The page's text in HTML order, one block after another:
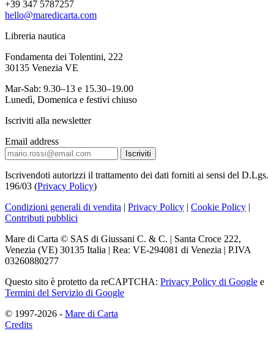
+39 347 5787257
hello@maredicarta.com
Libreria nautica
Fondamenta dei Tolentini, 222
30135 Venezia VE
Mar-Sab: 9.30–13 e 15.30–19.00
Lunedì, Domenica e festivi chiuso
Iscriviti alla newsletter
Email address
Iscrivendoti autorizzi il trattamento dei dati forniti ai sensi del D.Lgs.
196/03 (Privacy Policy)
Condizioni generali di vendita | Privacy Policy | Cookie Policy |
Contributi pubblici
Mare di Carta © SAS di Giussani C. & C. | Santa Croce 222,
Venezia (VE) 30135 Italia | Rea: VE-294081 di Venezia | P.IVA
03260880277
Questo sito è protetto da reCAPTCHA: Privacy Policy di Google e
Termini del Servizio di Google
© 1997-2026 - Mare di Carta
Credits